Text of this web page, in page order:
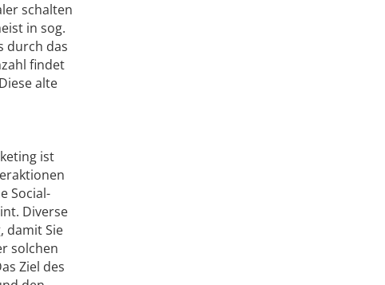
schalten
in sog.
durch das
findet
alte
ist
Social-
Diverse
damit Sie
solchen
Ziel des